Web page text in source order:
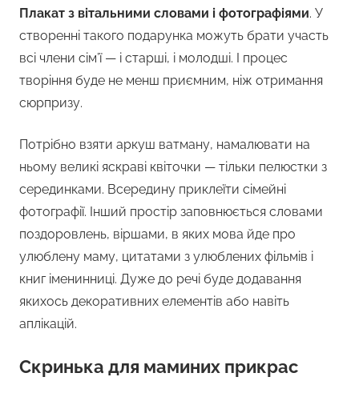
Плакат з вітальними словами і фотографіями. У
створенні такого подарунка можуть брати участь
всі члени сім’ї — і старші, і молодші. І процес
творіння буде не менш приємним, ніж отримання
сюрпризу.
Потрібно взяти аркуш ватману, намалювати на
ньому великі яскраві квіточки — тільки пелюстки з
серединками. Всередину приклеїти сімейні
фотографії. Інший простір заповнюється словами
поздоровлень, віршами, в яких мова йде про
улюблену маму, цитатами з улюблених фільмів і
книг іменинниці. Дуже до речі буде додавання
якихось декоративних елементів або навіть
аплікацій.
Скринька для маминих прикрас